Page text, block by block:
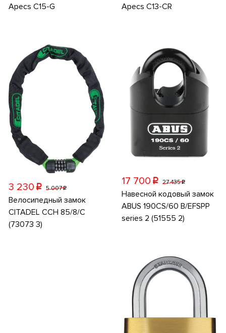
Apecs C15-G
Apecs C13-CR
3 230 p 5 007p
Велосипедный замок
CITADEL CCH 85/8/C
(73073 3)
17 700 p 27 435p
Навесной кодовый замок
ABUS 190CS/60 B/EFSPP
series 2 (51555 2)